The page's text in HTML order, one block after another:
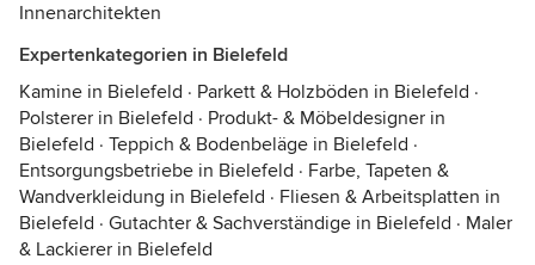
Innenarchitekten
Expertenkategorien in Bielefeld
Kamine in Bielefeld · Parkett & Holzböden in Bielefeld ·
Polsterer in Bielefeld · Produkt- & Möbeldesigner in
Bielefeld · Teppich & Bodenbeläge in Bielefeld ·
Entsorgungsbetriebe in Bielefeld · Farbe, Tapeten &
Wandverkleidung in Bielefeld · Fliesen & Arbeitsplatten in
Bielefeld · Gutachter & Sachverständige in Bielefeld · Maler
& Lackierer in Bielefeld